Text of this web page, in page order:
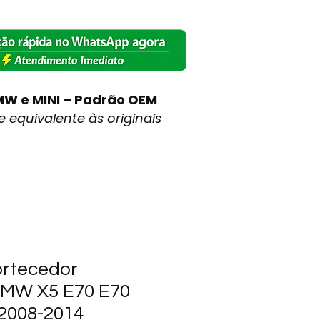
e MINI – Padrão OEM
equivalente às originais
X5 E70 E70
2014